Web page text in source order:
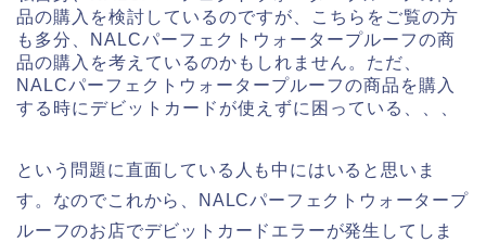
品の購入を検討しているのですが、こちらをご覧の方
も多分、NALCパーフェクトウォータープルーフの商
品の購入を考えているのかもしれません。ただ、
NALCパーフェクトウォータープルーフの商品を購入
する時にデビットカードが使えずに困っている、、、
という問題に直面している人も中にはいると思いま
す。なのでこれから、NALCパーフェクトウォータープ
ルーフのお店でデビットカードエラーが発生してしま